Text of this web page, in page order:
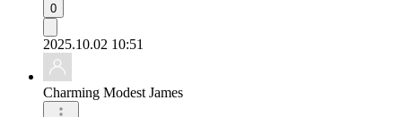
0
2025.10.02 10:51
Charming Modest James